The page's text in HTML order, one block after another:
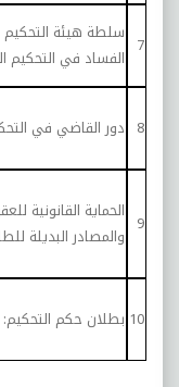
7 سلطة هيئة
الفساد في التحكيم
8 دور القاضي في
9 الحماية القانونية
والمصادر البديلة
10 بطلان حكم التحكيم: